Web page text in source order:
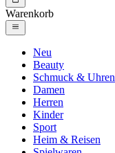
Warenkorb
Neu
Beauty
Schmuck & Uhren
Damen
Herren
Kinder
Sport
Heim & Reisen